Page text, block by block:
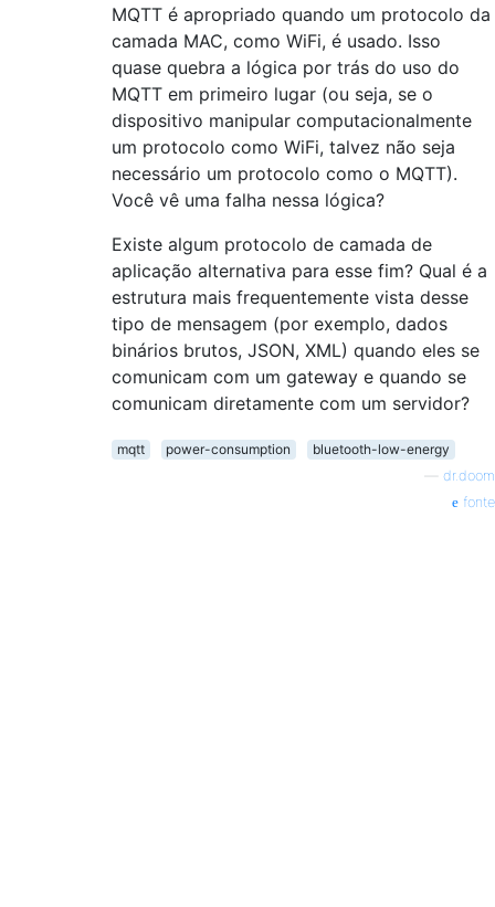
MQTT é apropriado quando um protocolo da
camada MAC, como WiFi, é usado. Isso
quase quebra a lógica por trás do uso do
MQTT em primeiro lugar (ou seja, se o
dispositivo manipular computacionalmente
um protocolo como WiFi, talvez não seja
necessário um protocolo como o MQTT).
Você vê uma falha nessa lógica?
Existe algum protocolo de camada de
aplicação alternativa para esse fim? Qual é a
estrutura mais frequentemente vista desse
tipo de mensagem (por exemplo, dados
binários brutos, JSON, XML) quando eles se
comunicam com um gateway e quando se
comunicam diretamente com um servidor?
mqtt power-consumption
bluetooth-low-energy
dr.doom
fonte